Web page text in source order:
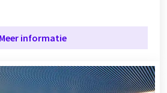
Meer informatie